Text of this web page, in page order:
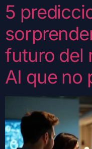
5
futuro del
AI que no